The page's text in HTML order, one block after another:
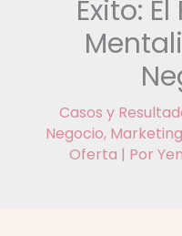
Éxito:
Casos y
Negocio,
Oferta | Por